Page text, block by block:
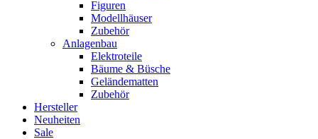
Figuren
Modellhäuser
Zubehör
Anlagenbau
Elektroteile
Bäume & Büsche
Geländematten
Zubehör
Hersteller
Neuheiten
Sale